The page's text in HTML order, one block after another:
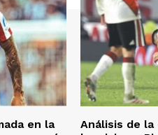
en la
Análisis de